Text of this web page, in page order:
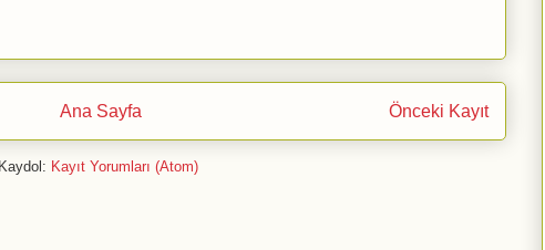
Önceki Kayıt
Ana Sayfa
Kaydol: Kayıt Yorumları (Atom)